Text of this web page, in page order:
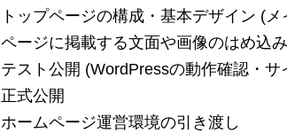
トップページの構成・基本デザイン (
ページに掲載する文面や画像のはめ込
テスト公開 (WordPressの動作確認・サ
正式公開
ホームページ運営環境の引き渡し